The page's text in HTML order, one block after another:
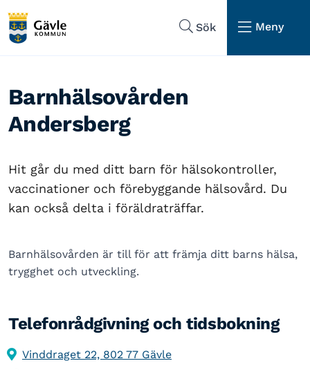
Sök
Meny
Barnhälsovården
Andersberg
Hit går du med ditt barn för hälsokontroller,
vaccinationer och förebyggande hälsovård. Du
kan också delta i föräldraträffar.
Barnhälsovården är till för att främja ditt barns hälsa,
trygghet och utveckling.
Telefonrådgivning och tidsbokning
Vinddraget 22, 802 77 Gävle